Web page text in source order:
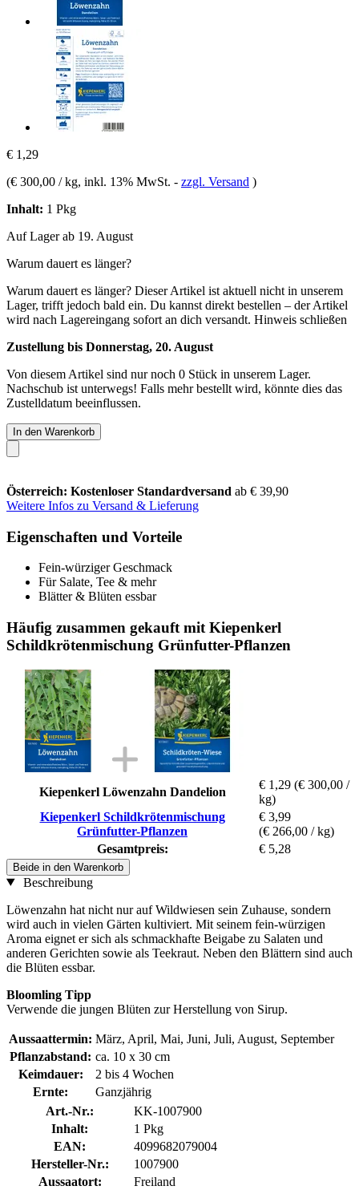
€ 1,29
(€ 300,00 / kg, inkl. 13% MwSt. - zzgl. Versand )
Inhalt: 1 Pkg
Auf Lager ab 19. August
Warum dauert es länger?
Warum dauert es länger? Dieser Artikel ist aktuell nicht in unserem
Lager, trifft jedoch bald ein. Du kannst direkt bestellen – der Artikel
wird nach Lagereingang sofort an dich versandt. Hinweis schließen
Zustellung bis Donnerstag, 20. August
Von diesem Artikel sind nur noch 0 Stück in unserem Lager.
Nachschub ist unterwegs! Falls mehr bestellt wird, könnte dies das
Zustelldatum beeinflussen.
In den Warenkorb
Österreich: Kostenloser Standardversand ab € 39,90
Weitere Infos zu Versand & Lieferung
Eigenschaften und Vorteile
Fein-würziger Geschmack
Für Salate, Tee & mehr
Blätter & Blüten essbar
Häufig zusammen gekauft mit Kiepenkerl
Schildkrötenmischung Grünfutter-Pflanzen
Kiepenkerl Löwenzahn Dandelion
€ 1,29 (€ 300,00 /
kg)
Kiepenkerl Schildkrötenmischung
Grünfutter-Pflanzen
€ 3,99
(€ 266,00 / kg)
Gesamtpreis:
€ 5,28
Beide in den Warenkorb
Beschreibung
Löwenzahn hat nicht nur auf Wildwiesen sein Zuhause, sondern
wird auch in vielen Gärten kultiviert. Mit seinem fein-würzigen
Aroma eignet er sich als schmackhafte Beigabe zu Salaten und
anderen Gerichten sowie als Teekraut. Neben den Blättern sind auch
die Blüten essbar.
Bloomling Tipp
Verwende die jungen Blüten zur Herstellung von Sirup.
Aussaattermin: März, April, Mai, Juni, Juli, August, September
Pflanzabstand: ca. 10 x 30 cm
Keimdauer:
2 bis 4 Wochen
Ernte:
Ganzjährig
Art.-Nr.:
KK-1007900
Inhalt:
1 Pkg
EAN:
4099682079004
Hersteller-Nr.:
1007900
Aussaatort:
Freiland